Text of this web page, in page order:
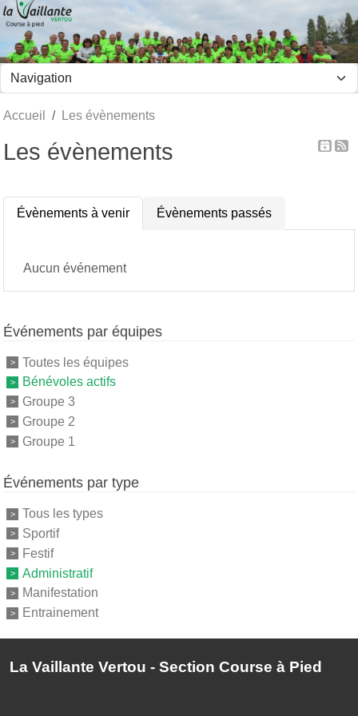
Accueil Les évènements
Les évènements
Évènements à venir Évènements passés
Aucun événement
Événements par équipes
Toutes les équipes
Bénévoles actifs
Groupe 3
Groupe 2
Groupe 1
Événements par type
Tous les types
Sportif
Festif
Administratif
Manifestation
Entrainement
La Vaillante Vertou - Section Course à Pied
Panneau de gestion des cookies